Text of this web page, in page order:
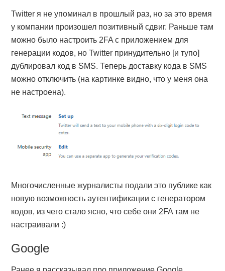
Twitter я не упоминал в прошлый раз, но за это время
у компании произошел позитивный сдвиг. Раньше там
можно было настроить 2FA с приложением для
генерации кодов, но Twitter принудительно [и тупо]
дублировал код в SMS. Теперь доставку кода в SMS
можно отключить (на картинке видно, что у меня она
не настроена).
Многочисленные журналисты подали это публике как
новую возможность аутентификации с генератором
кодов, из чего стало ясно, что себе они 2FA там не
настраивали :)
Google